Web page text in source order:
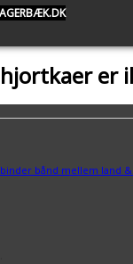
AGERBÆK.DK
hjortkaer er
binder bånd mellem land